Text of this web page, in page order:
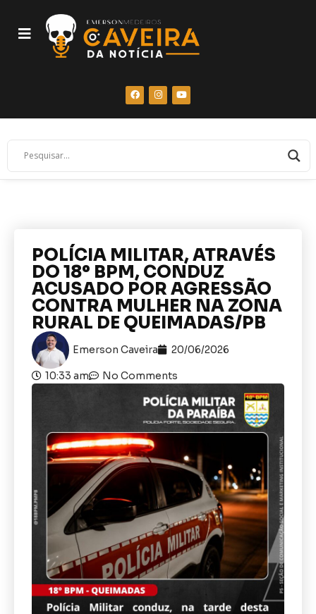
POLÍCIA MILITAR, ATRAVÉS
DO 18º BPM, CONDUZ
ACUSADO POR AGRESSÃO
CONTRA MULHER NA ZONA
RURAL DE QUEIMADAS/PB
Emerson Caveira 20/06/2026
10:33 am No Comments